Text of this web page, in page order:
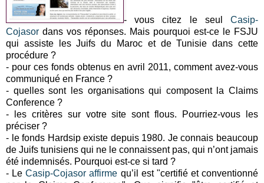
- vous citez le seulCasip-
Cojasor dans vos réponses. Mais pourquoi est-ce le FSJU
qui assiste les Juifs du Maroc et de Tunisie dans cette
procédure ?
- pour ces fonds obtenus en avril 2011, comment avez-vous
communiqué en France ?
- quelles sont les organisations qui composent la Claims
Conference ?
- les critères sur votre site sont flous. Pourriez-vous les
préciser ?
- le fonds Hardsip existe depuis 1980. Je connais beaucoup
de Juifs tunisiens qui ne le connaissent pas, qui n’ont jamais
été indemnisés. Pourquoi est-ce si tard ?
- LeCasip-Cojasor affirme qu’il est "certifié et conventionné